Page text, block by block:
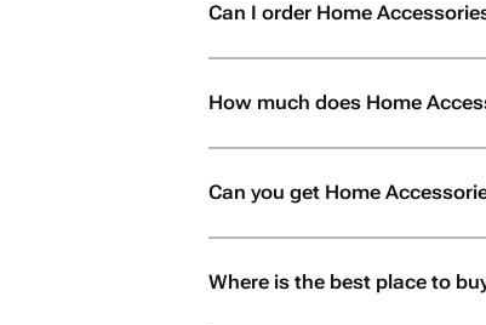
Can I order Home
How much does Home
Can you get Home
Where is the best place to